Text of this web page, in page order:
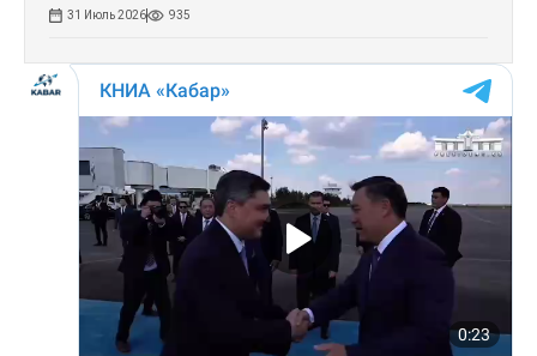
31 Июль 2026 935